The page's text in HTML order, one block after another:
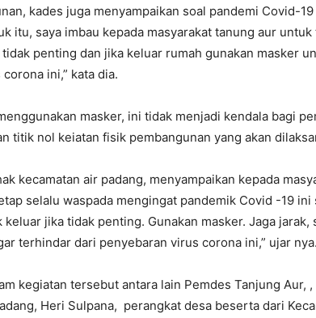
kades juga menyampaikan soal pandemi Covid-
itu, saya imbau kepada masyarakat tanung aur
penting dan jika keluar rumah gunakan masker
ini,” kata dia.
masker, ini tidak menjadi kendala bagi
titik nol keiatan fisik pembangunan yang akan
kecamatan air padang, menyampaikan kepada
selalu waspada mengingat pandemik Covid -19 ini
keluar jika tidak penting. Gunakan masker. Jaga jarak,
terhindar dari penyebaran virus corona ini,” ujar nya.
kegiatan tersebut antara lain Pemdes Tanjung Aur,
Heri Sulpana, perangkat desa beserta dari